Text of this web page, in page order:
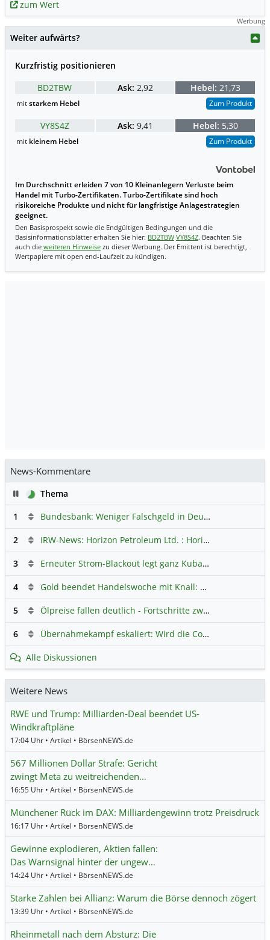
zum Wert
Werbung
Weiter aufwärts?
Kurzfristig positionieren
BD2TBW
Ask: 2,92 Hebel: 21,73
mitstarkem Hebel Zum Produkt
VY8S4Z Ask: 9,41 Hebel: 5,30
mit kleinem Hebel Zum Produkt
Im Durchschnitt erleiden 7 von 10 Kleinanlegern Verluste beim
Handel mit Turbo-Zertifikaten. Turbo-Zertifikate sind hoch
risikoreiche Produkte und nicht für langfristige Anlagestrategien
geeignet.
Den Basisprospekt sowie die Endgültigen Bedingungen und die
Basisinformationsblätter erhalten Sie hier: BD2TBW VY8S4Z. Beachten Sie
auch die weiteren Hinweise zu dieser Werbung. Der Emittent ist berechtigt,
Wertpapiere mit open end-Laufzeit zu kündigen.
News-Kommentare
PauseThema
1
Bundesbank: Weniger Falschgeld in Deutschland
2 IRW-News: Horizon Petroleum Ltd. : Horizon Petroleum beginnt mit der Testförderung im Projekt Lachowice in Polen und schließt die Platzierung einer überzeichneten Wandelanleihe ab
3 Erneuter Strom-Blackout legt ganz Kuba lahm
4 Gold beendet Handelswoche mit Knall: Barrick Mining – Ist diese Aktie wieder ein Kauf?
5 Ölpreise fallen deutlich - Fortschritte zwischen USA und Iran belasten
6 Übernahmekampf eskaliert: Wird die Commerzbank italienisch?
Alle Diskussionen
Weitere News
RWE und Trump: Milliarden-Deal beendet US-
Windkraftpläne
17:04 Uhr • Artikel • BörsenNEWS.de
567 Millionen Dollar Strafe: Gericht
zwingt Meta zu weitreichenden…
16:55 Uhr • Artikel • BörsenNEWS.de
Münchener Rück im DAX: Milliardengewinn trotz Preisdruck
16:17 Uhr • Artikel • BörsenNEWS.de
Gewinne explodieren, Aktien fallen:
Das Warnsignal hinter der ungew…
14:24 Uhr • Artikel • BörsenNEWS.de
Starke Zahlen bei Allianz: Warum die Börse dennoch zögert
13:39 Uhr • Artikel • BörsenNEWS.de
Rheinmetall nach dem Absturz: Die